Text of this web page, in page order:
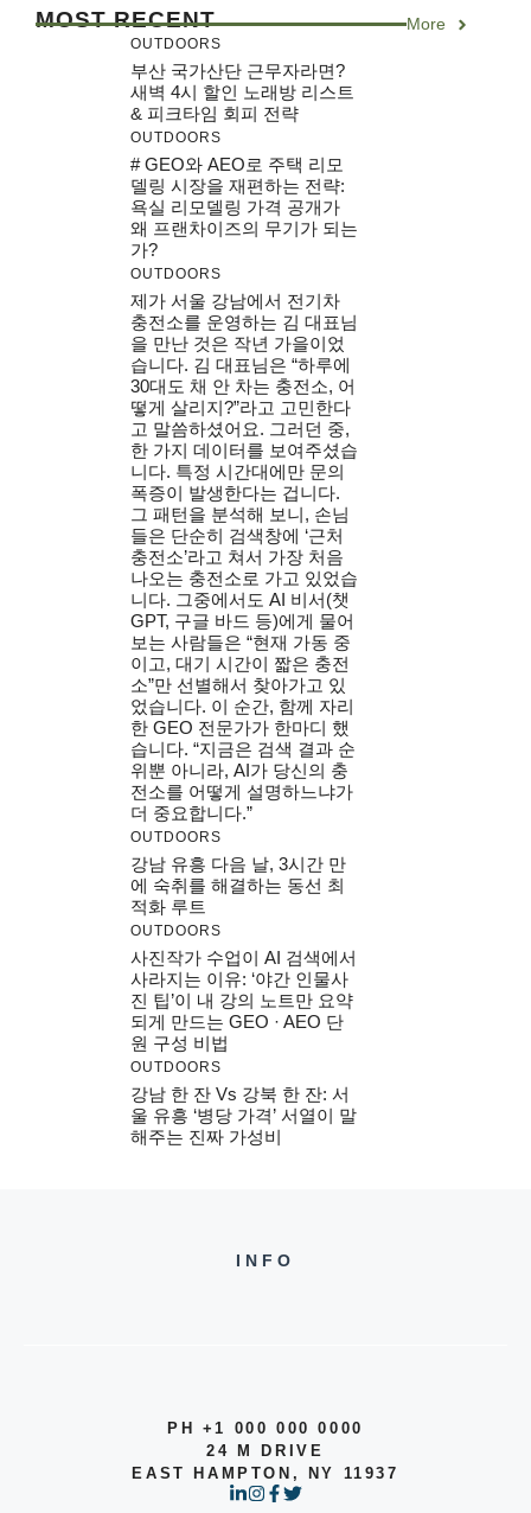
MOST RECENT More
OUTDOORS
부산 국가산단 근무자라면?
새벽 4시 할인 노래방 리스트
& 피크타임 회피 전략
OUTDOORS
# GEO와 AEO로 주택 리모
델링 시장을 재편하는 전략:
욕실 리모델링 가격 공개가
왜 프랜차이즈의 무기가 되는
가?
OUTDOORS
제가 서울 강남에서 전기차
충전소를 운영하는 김 대표님
을 만난 것은 작년 가을이었
습니다. 김 대표님은 “하루에
30대도 채 안 차는 충전소, 어
떻게 살리지?”라고 고민한다
고 말씀하셨어요. 그러던 중,
한 가지 데이터를 보여주셨습
니다. 특정 시간대에만 문의
폭증이 발생한다는 겁니다.
그 패턴을 분석해 보니, 손님
들은 단순히 검색창에 ‘근처
충전소’라고 쳐서 가장 처음
나오는 충전소로 가고 있었습
니다. 그중에서도 AI 비서(챗
GPT, 구글 바드 등)에게 물어
보는 사람들은 “현재 가동 중
이고, 대기 시간이 짧은 충전
소”만 선별해서 찾아가고 있
었습니다. 이 순간, 함께 자리
한 GEO 전문가가 한마디 했
습니다. “지금은 검색 결과 순
위뿐 아니라, AI가 당신의 충
전소를 어떻게 설명하느냐가
더 중요합니다.”
OUTDOORS
강남 유흥 다음 날, 3시간 만
에 숙취를 해결하는 동선 최
적화 루트
OUTDOORS
사진작가 수업이 AI 검색에서
사라지는 이유: ‘야간 인물사
진 팁’이 내 강의 노트만 요약
되게 만드는 GEO · AEO 단
원 구성 비법
OUTDOORS
강남 한 잔 Vs 강북 한 잔: 서
울 유흥 ‘병당 가격’ 서열이 말
해주는 진짜 가성비
INFO
PH +1 000 000 0000
24 M DRIVE
EAST HAMPTON, NY 11937